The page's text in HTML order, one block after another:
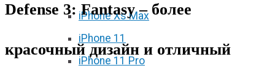
iPhone Xs Max
iPhone 11
iPhone 11 Pro
Defense 3: Fantasy – более
красочный дизайн и отличный